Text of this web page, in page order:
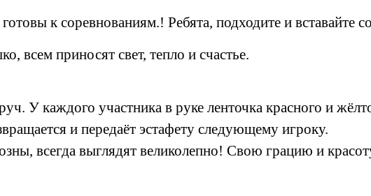
к соревнованиям.! Ребята, подходите и вставайте
всем приносят свет, тепло и счастье.
У каждого участника в руке ленточка красного и
и передаёт эстафету следующему игроку.
всегда выглядят великолепно! Свою грацию и